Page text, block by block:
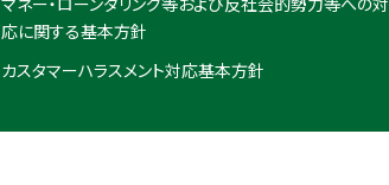
応に関する基本方針
カスタマーハラスメント対応基本方針